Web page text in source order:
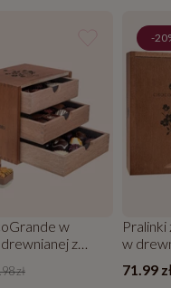
w
z
zł
-
Pralinki
w
71.99